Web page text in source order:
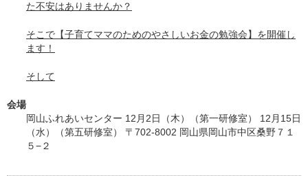
た不安はありませんか？
そこで【子育てママのためのやさしいお金の勉強会】を開催し
ます！
そして
会場
岡山ふれあいセンター 12月2日（木）（第一研修室） 12月15日
（水）（第五研修室） 〒702-8002 岡山県岡山市中区桑野７１
５−２